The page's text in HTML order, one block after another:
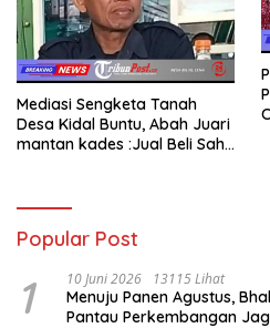
Mediasi Sengketa Tanah
Desa Kidal Buntu, Abah Juari
mantan kades :Jual Beli Sah,
Membatalkan Hak Warga.
Popular Post
1 10 Juni 2026 13115 Lihat
Menuju Panen Agustus,
Pantau Perkembangan